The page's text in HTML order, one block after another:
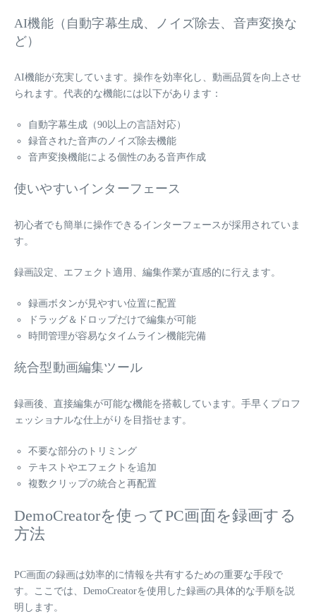
AI機能（自動字幕生成、ノイズ除去、音声変換な
ど）
AI機能が充実しています。操作を効率化し、動画品質を向上させ
られます。代表的な機能には以下があります：
自動字幕生成（90以上の言語対応）
録音された音声のノイズ除去機能
音声変換機能による個性のある音声作成
使いやすいインターフェース
初心者でも簡単に操作できるインターフェースが採用されていま
す。
録画設定、エフェクト適用、編集作業が直感的に行えます。
録画ボタンが見やすい位置に配置
ドラッグ＆ドロップだけで編集が可能
時間管理が容易なタイムライン機能完備
統合型動画編集ツール
録画後、直接編集が可能な機能を搭載しています。手早くプロフ
ェッショナルな仕上がりを目指せます。
不要な部分のトリミング
テキストやエフェクトを追加
複数クリップの統合と再配置
DemoCreatorを使ってPC画面を録画する
方法
PC画面の録画は効率的に情報を共有するための重要な手段で
す。ここでは、DemoCreatorを使用した録画の具体的な手順を説
明します。